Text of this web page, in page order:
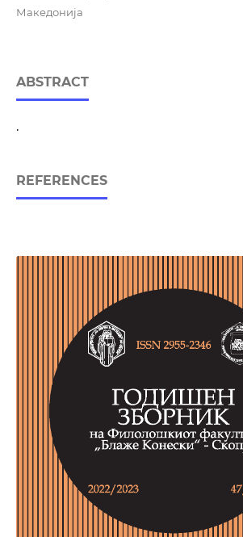
Македонија
ABSTRACT
.
REFERENCES